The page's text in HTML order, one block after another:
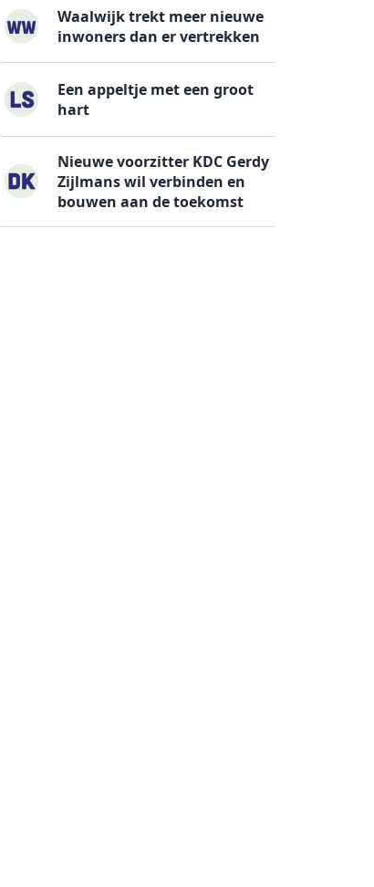
Waalwijk trekt meer nieuwe
inwoners dan er vertrekken
Een appeltje met een groot
hart
Nieuwe voorzitter KDC Gerdy
Zijlmans wil verbinden en
bouwen aan de toekomst